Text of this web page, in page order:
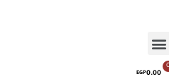
EGP0.00